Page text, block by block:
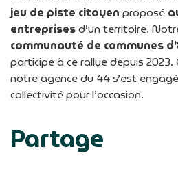
jeu de piste citoyen proposé
entreprisesd’un territoire.
communauté de communes
participe à ce rallye depuis 2023.
notre agence du 44 s’est
collectivité pour l’occasion.
Partage